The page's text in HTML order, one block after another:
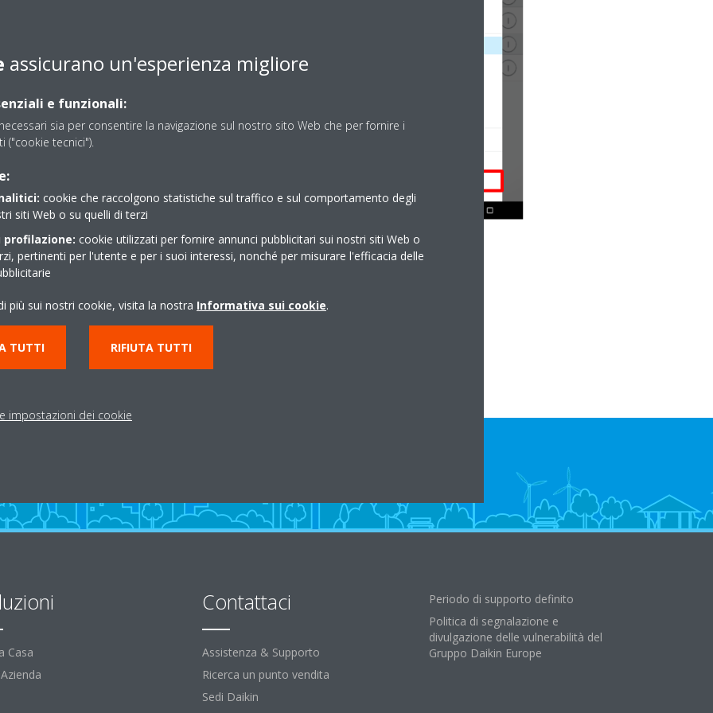
di risolvere il
la sezione “La mia rete
delle reti”.
rete wireless (SSID) non
“ ‘, %, &, ?, +, =, …”
non sono supportati
di sicurezza
supporta solo la
WPA2. La crittografia WEP
(“Aggiungi
Casa
Contattaci
Assistenza & Supporto
Ricerca un punto vendita
Sedi Daikin
Periodo di supporto definito
Politica di segnalazione e
divulgazione delle vulnerabilità del
Gruppo Daikin Europe
assicurano un'esperienza migliore
e funzionali:
sia per consentire la navigazione sul nostro sito Web che per fornire i
("cookie tecnici").
cookie che raccolgono statistiche sul traffico e sul comportamento degli
siti Web o su quelli di terzi
profilazione: cookie utilizzati per fornire annunci pubblicitari sui nostri siti Web o
pertinenti per l'utente e per i suoi interessi, nonché per misurare l'efficacia delle
più sui nostri cookie, visita la nostra Informativa sui cookie.
TUTTI RIFIUTA TUTTI
impostazioni dei cookie